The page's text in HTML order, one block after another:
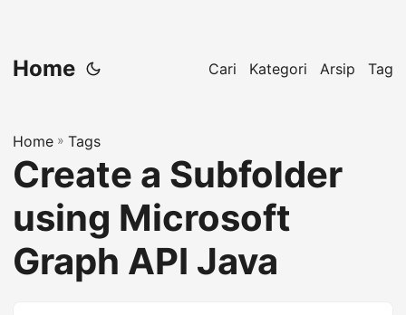
Home Cari Kategori Arsip Tag
Home » Tags
Create a Subfolder
using Microsoft
Graph API Java